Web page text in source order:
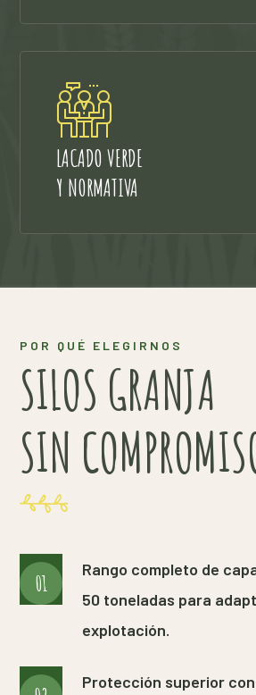
LACADO VERDE
Y NORMATIVA
POR QUÉ ELEGIRNOS
SILOS GRANJA
SIN
01
Rango completo de
50 toneladas para
explotación.
Protección superior